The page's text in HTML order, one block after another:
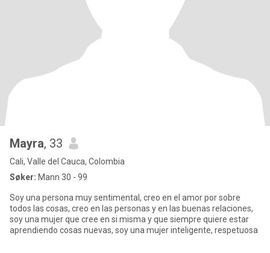
Mayra, 33
Cali, Valle del Cauca, Colombia
Søker: Mann 30 - 99
Soy una persona muy sentimental, creo en el amor por sobre
todos las cosas, creo en las personas y en las buenas relaciones,
soy una mujer que cree en si misma y que siempre quiere estar
aprendiendo cosas nuevas, soy una mujer inteligente, respetuosa